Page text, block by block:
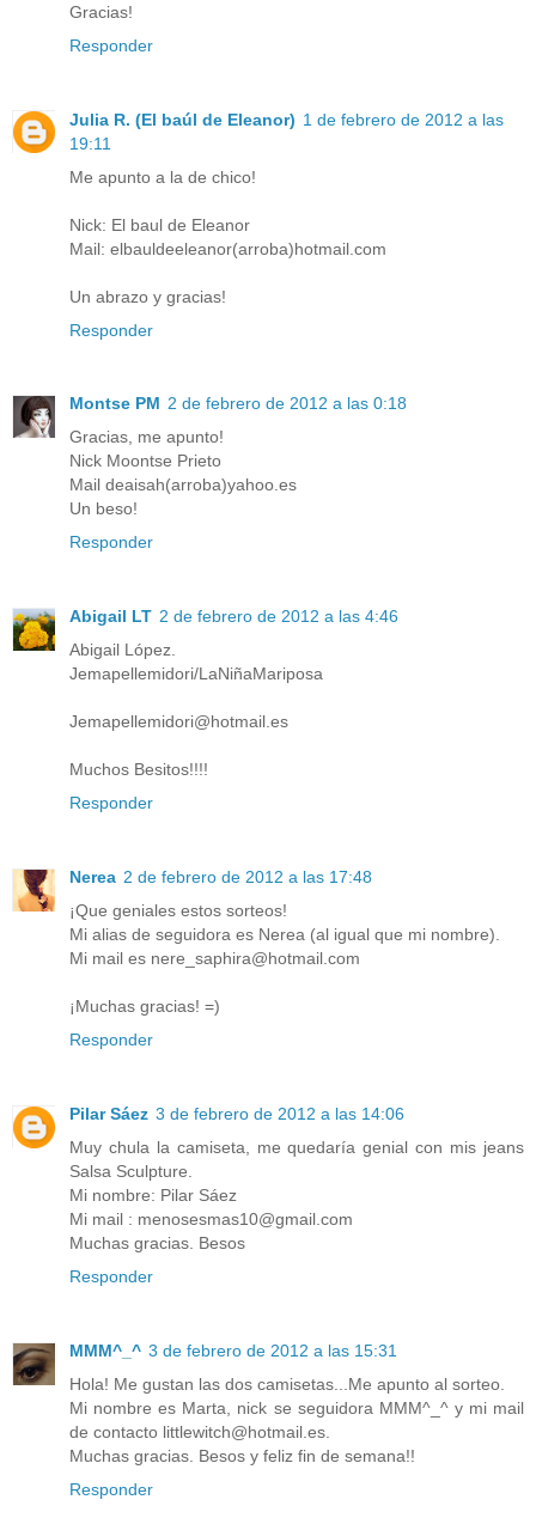
Gracias!
Responder
Julia R. (El baúl de Eleanor) 1 de febrero de 2012 a las
19:11
Me apunto a la de chico!
Nick: El baul de Eleanor
Mail: elbauldeeleanor(arroba)hotmail.com
Un abrazo y gracias!
Responder
Montse PM 2 de febrero de 2012 a las 0:18
Gracias, me apunto!
Nick Moontse Prieto
Mail deaisah(arroba)yahoo.es
Un beso!
Responder
Abigail LT 2 de febrero de 2012 a las 4:46
Abigail López.
Jemapellemidori/LaNiñaMariposa
Jemapellemidori@hotmail.es
Muchos Besitos!!!!
Responder
Nerea 2 de febrero de 2012 a las 17:48
¡Que geniales estos sorteos!
Mi alias de seguidora es Nerea (al igual que mi nombre).
Mi mail es nere_saphira@hotmail.com
¡Muchas gracias! =)
Responder
Pilar Sáez 3 de febrero de 2012 a las 14:06
Muy chula la camiseta, me quedaría genial con mis jeans
Salsa Sculpture.
Mi nombre: Pilar Sáez
Mi mail : menosesmas10@gmail.com
Muchas gracias. Besos
Responder
MMM^_^ 3 de febrero de 2012 a las 15:31
Hola! Me gustan las dos camisetas...Me apunto al sorteo.
Mi nombre es Marta, nick se seguidora MMM^_^ y mi mail
de contacto littlewitch@hotmail.es.
Muchas gracias. Besos y feliz fin de semana!!
Responder